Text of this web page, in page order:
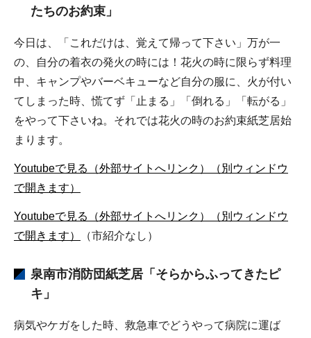
たちのお約束」
今日は、「これだけは、覚えて帰って下さい」万が一
の、自分の着衣の発火の時には！花火の時に限らず料理
中、キャンプやバーベキューなど自分の服に、火が付い
てしまった時、慌てず「止まる」「倒れる」「転がる」
をやって下さいね。それでは花火の時のお約束紙芝居始
まります。
Youtubeで見る（外部サイトへリンク）（別ウィンドウ
で開きます）
Youtubeで見る（外部サイトへリンク）（別ウィンドウ
で開きます）
（市紹介なし）
泉南市消防団紙芝居 「そらからふってきたピ
キ」
病気やケガをした時、救急車でどうやって病院に運ば